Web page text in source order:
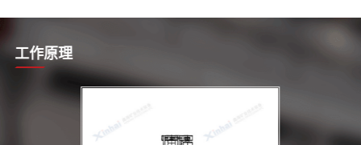
工作原理